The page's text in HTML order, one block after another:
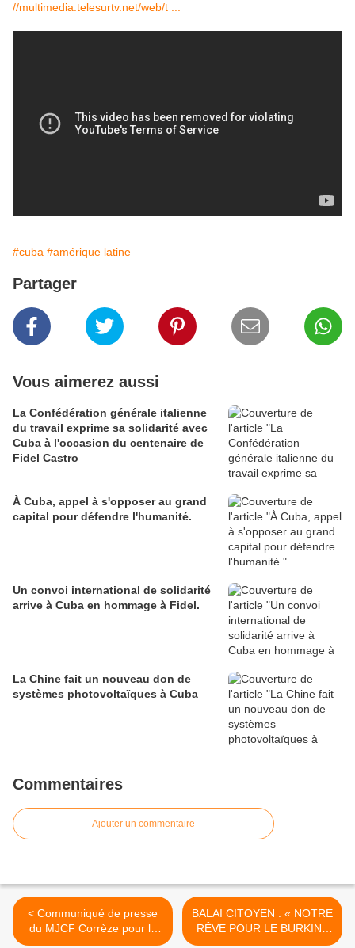
//multimedia.telesurtv.net/web/t ...
#cuba #amérique latine
Partager
Vous aimerez aussi
La Confédération générale italienne
du travail exprime sa solidarité avec
Cuba à l'occasion du centenaire de
Fidel Castro
À Cuba, appel à s'opposer au grand
capital pour défendre l'humanité.
Un convoi international de solidarité
arrive à Cuba en hommage à Fidel.
La Chine fait un nouveau don de
systèmes photovoltaïques à Cuba
Commentaires
Ajouter un commentaire
< Communiqué de presse
du MJCF Corrèze pour la
manifestation du 15
BALAI CITOYEN : « NOTRE
RÊVE POUR LE BURKINA
» >